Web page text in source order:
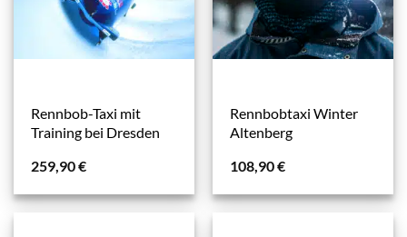
Rennbob-Taxi mit
Training bei Dresden
259,90€
Rennbobtaxi Winter
Altenberg
108,90€